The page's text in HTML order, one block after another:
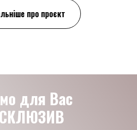
про проєкт
для Вас